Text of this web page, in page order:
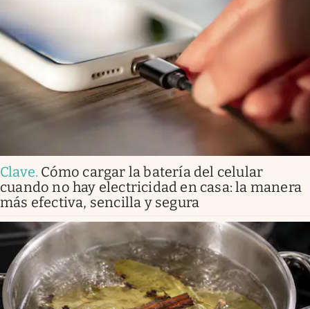
Clave. Cómo cargar la batería del celular
cuando no hay electricidad en casa: la manera
más efectiva, sencilla y segura